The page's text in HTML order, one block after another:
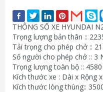
THÔNG SỐ XE HYUNDAI
Trọng lượng bản thân ::
Tải trọng cho phép chở ::
Số người cho phép chở :: 3
Trọng lượng toàn bộ ::
Kích thước xe : Dài x Rộng
Kích thước lòng thùng::